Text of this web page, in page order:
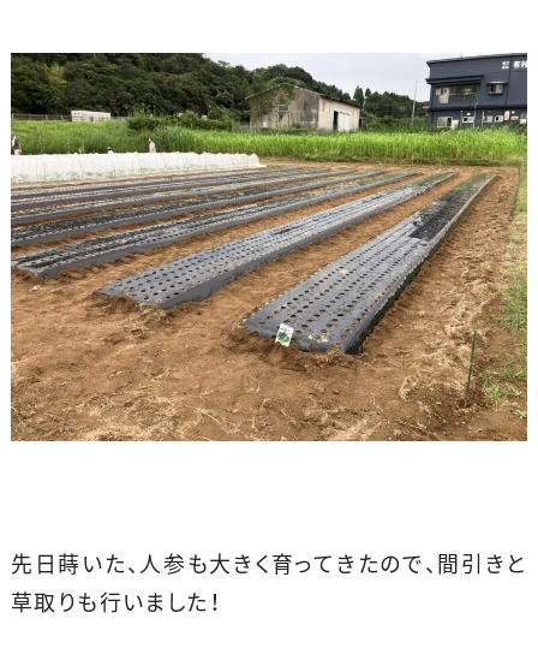
先日蒔いた、人参も大きく育ってきたので、間引きと
草取りも行いました！